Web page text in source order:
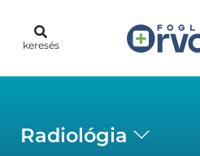
keresés
Radiológia